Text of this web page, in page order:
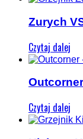
Zurych
Czytaj dalej
Czytaj dalej